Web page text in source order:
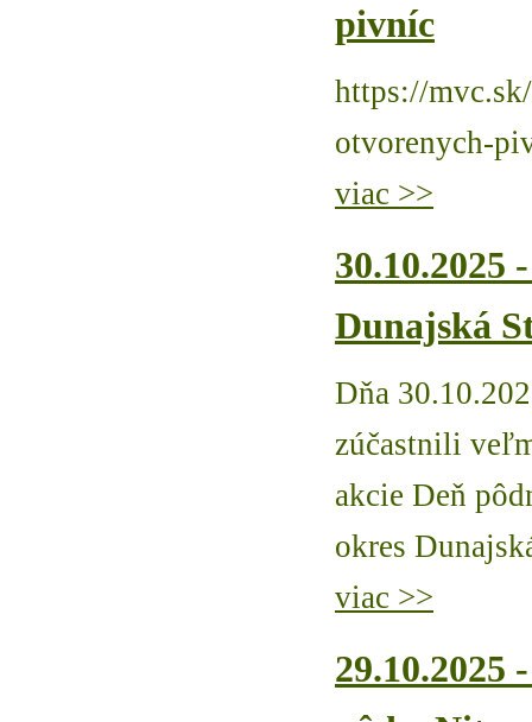
pivníc
https://
otvorenych-
viac >>
30.10.2025
Dunajská
Dňa
zúčastnili
akcie Deň
okres
viac >>
29.10.2025